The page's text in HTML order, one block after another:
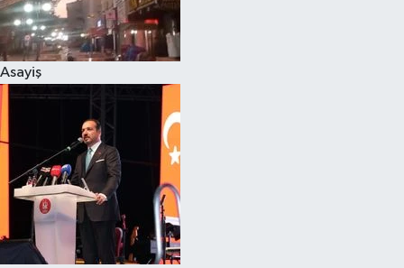
Asayiş
Hava Durumu
Kadın
Kim kimdir?
Kültür Sanat
Sağlık
Siyaset